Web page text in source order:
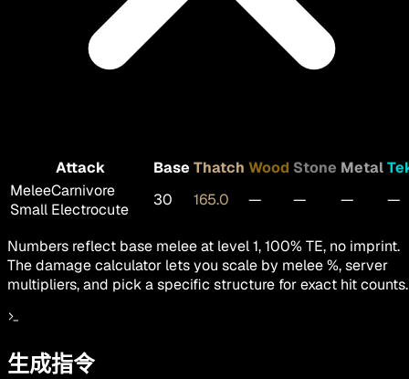
Attack Base Thatch Wood Stone Metal
MeleeCarnivore
Small Electrocute
30 165.0 — — — —
Numbers reflect base melee at level 1, 100% TE, no imprint.
The damage calculator lets you scale by melee %, server
multipliers, and pick a specific structure for exact hit counts.
生成指令